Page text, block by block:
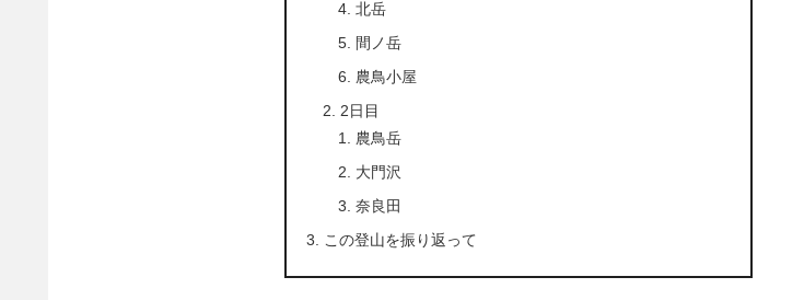
北岳
間ノ岳
農鳥小屋
2日目
農鳥岳
大門沢
奈良田
この登山を振り返って